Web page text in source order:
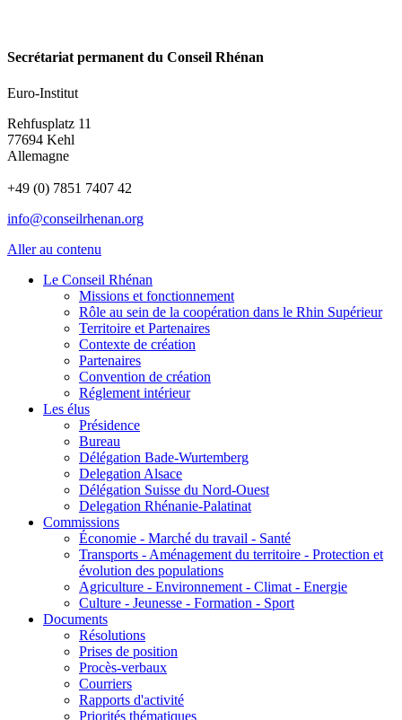
Secrétariat permanent du Conseil Rhénan
Euro-Institut
Rehfusplatz 11
77694 Kehl
Allemagne
+49 (0) 7851 7407 42
info@conseilrhenan.org
Aller au contenu
Le Conseil Rhénan
Missions et fonctionnement
Rôle au sein de la coopération dans le Rhin Supérieur
Territoire et Partenaires
Contexte de création
Partenaires
Convention de création
Réglement intérieur
Les élus
Présidence
Bureau
Délégation Bade-Wurtemberg
Delegation Alsace
Délégation Suisse du Nord-Ouest
Delegation Rhénanie-Palatinat
Commissions
Économie - Marché du travail - Santé
Transports - Aménagement du territoire - Protection et
évolution des populations
Agriculture - Environnement - Climat - Energie
Culture - Jeunesse - Formation - Sport
Documents
Résolutions
Prises de position
Procès-verbaux
Courriers
Rapports d'activité
Priorités thématiques